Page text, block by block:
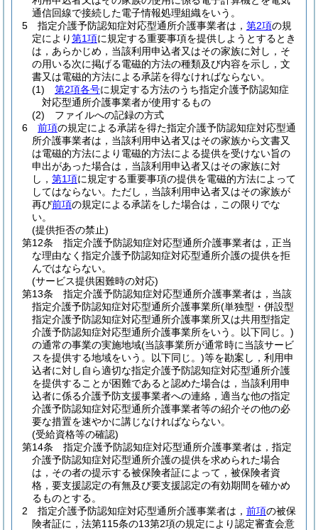
通信回線で接続した電子情報処理組織をいう。
5
指定介護予防認知症対応型通所介護事業者は， 第2項の規
定により第1項に規定する重要事項を提供しようとするとき
は，あらかじめ，当該利用申込者又はその家族に対し，そ
の用いる次に掲げる電磁的方法の種類及び内容を示し，文
書又は電磁的方法による承諾を得なければならない。
(1)
第2項各号に規定する方法のうち指定介護予防認知症
対応型通所介護事業者が使用するもの
(2)
ファイルへの記録の方式
6
前項の規定による承諾を得た指定介護予防認知症対応型通
所介護事業者は，当該利用申込者又はその家族から文書又
は電磁的方法により電磁的方法による提供を受けない旨の
申出があった場合は，当該利用申込者又はその家族に対
し， 第1項に規定する重要事項の提供を電磁的方法によって
してはならない。 ただし，当該利用申込者又はその家族が
再び前項の規定による承諾をした場合は，この限りでな
い。
(提供拒否の禁止)
第12条
指定介護予防認知症対応型通所介護事業者は，正当
な理由なく指定介護予防認知症対応型通所介護の提供を拒
んではならない。
(サービス提供困難時の対応)
第13条
指定介護予防認知症対応型通所介護事業者は，当該
指定介護予防認知症対応型通所介護事業所(単独型・併設型
指定介護予防認知症対応型通所介護事業所又は共用型指定
介護予防認知症対応型通所介護事業所をいう。以下同じ。)
の通常の事業の実施地域(当該事業所が通常時に当該サービ
スを提供する地域をいう。以下同じ。)等を勘案し，利用申
込者に対し自ら適切な指定介護予防認知症対応型通所介護
を提供することが困難であると認めた場合は，当該利用申
込者に係る介護予防支援事業者への連絡，適当な他の指定
介護予防認知症対応型通所介護事業者等の紹介その他の必
要な措置を速やかに講じなければならない。
(受給資格等の確認)
第14条
指定介護予防認知症対応型通所介護事業者は，指定
介護予防認知症対応型通所介護の提供を求められた場合
は，その者の提示する被保険者証によって，被保険者資
格，要支援認定の有無及び要支援認定の有効期間を確かめ
るものとする。
2
指定介護予防認知症対応型通所介護事業者は， 前項の被保
険者証に，法第115条の13第2項の規定により認定審査会意